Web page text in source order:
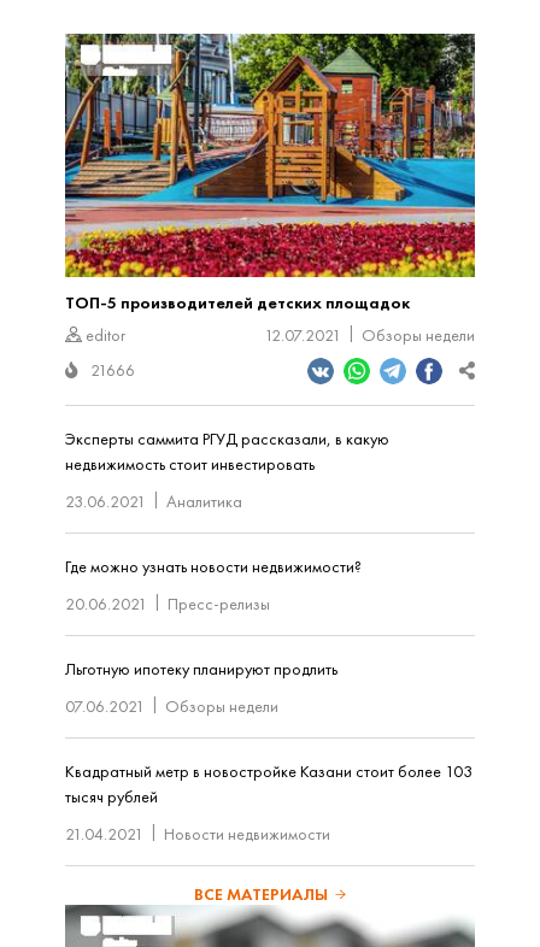
ТОП-5 производителей детских площадок
editor
12.07.2021
Обзоры недели
21666
Эксперты саммита РГУД рассказали, в какую
недвижимость стоит инвестировать
23.06.2021
Аналитика
Где можно узнать новости недвижимости?
20.06.2021
Пресс-релизы
Льготную ипотеку планируют продлить
07.06.2021
Обзоры недели
Квадратный метр в новостройке Казани стоит более 103
тысяч рублей
21.04.2021
Новости недвижимости
ВСЕ МАТЕРИАЛЫ